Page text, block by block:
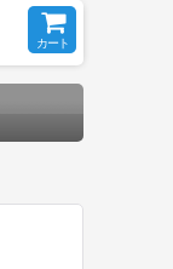
カート